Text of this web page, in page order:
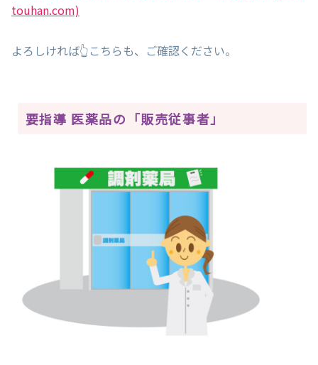
touhan.com)
よろしければ👆こちらも、ご確認ください。
要指導 医薬品の「販売従事者」